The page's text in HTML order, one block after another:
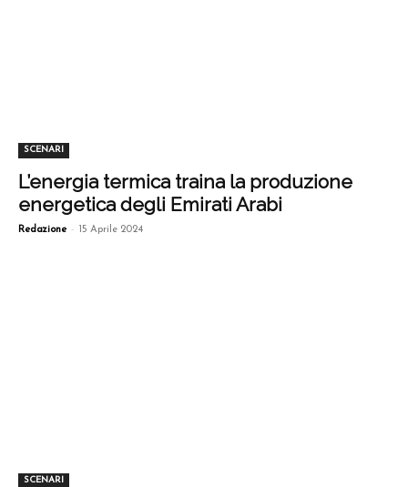
SCENARI
L’energia termica traina la produzione
energetica degli Emirati Arabi
Redazione - 15 Aprile 2024
SCENARI